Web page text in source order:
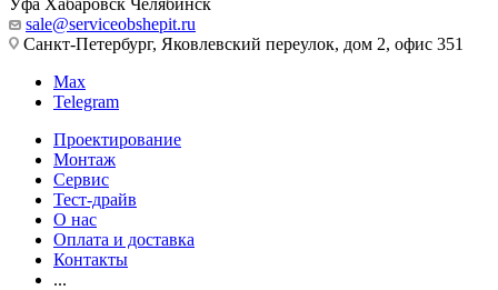
Уфа Хабаровск Челябинск
sale@serviceobshepit.ru
Санкт-Петербург, Яковлевский переулок, дом 2, офис 351
Max
Telegram
Проектирование
Монтаж
Сервис
Тест-драйв
О нас
Оплата и доставка
Контакты
...